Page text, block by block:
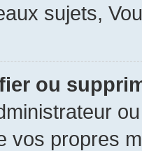
sujets,
ou
vos propres